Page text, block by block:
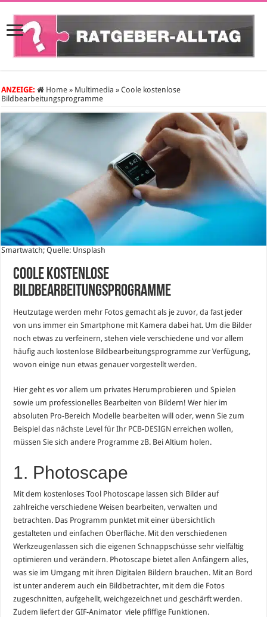
ANZEIGE: Home » Multimedia » Coole kostenlose
Bildbearbeitungsprogramme
Smartwatch; Quelle: Unsplash
Coole kostenlose
Bildbearbeitungsprogramme
Heutzutage werden mehr Fotos gemacht als je zuvor, da fast jeder
von uns immer ein Smartphone mit Kamera dabei hat. Um die Bilder
noch etwas zu verfeinern, stehen viele verschiedene und vor allem
häufig auch kostenlose Bildbearbeitungsprogramme zur Verfügung,
wovon einige nun etwas genauer vorgestellt werden.
Hier geht es vor allem um privates Herumprobieren und Spielen
sowie um professionelles Bearbeiten von Bildern! Wer hier im
absoluten Pro-Bereich Modelle bearbeiten will oder, wenn Sie zum
Beispieldas nächste Level für Ihr PCB-DESIGN erreichen wollen,
müssen Sie sich andere Programme zB. Bei Altium holen.
1. Photoscape
Mit dem kostenloses Tool Photoscape lassen sich Bilder auf
zahlreiche verschiedene Weisen bearbeiten, verwalten und
betrachten. Das Programm punktet mit einer übersichtlich
gestalteten und einfachen Oberfläche. Mit den verschiedenen
Werkzeugenlassen sich die eigenen Schnappschüsse sehr vielfältig
optimieren und verändern. Photoscape bietet allen Anfängern alles,
was sie im Umgang mit ihren Digitalen Bildern brauchen. Mit an Bord
ist unter anderem auch ein Bildbetrachter, mit dem die Fotos
zugeschnitten, aufgehellt, weichgezeichnet und geschärft werden.
Zudem liefert der GIF-Animator viele pfiffige Funktionen.